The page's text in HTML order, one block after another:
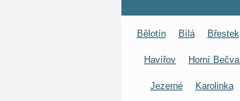
Bělotín Bílá Břestek
Havířov Horní
Jezerné Karolinka